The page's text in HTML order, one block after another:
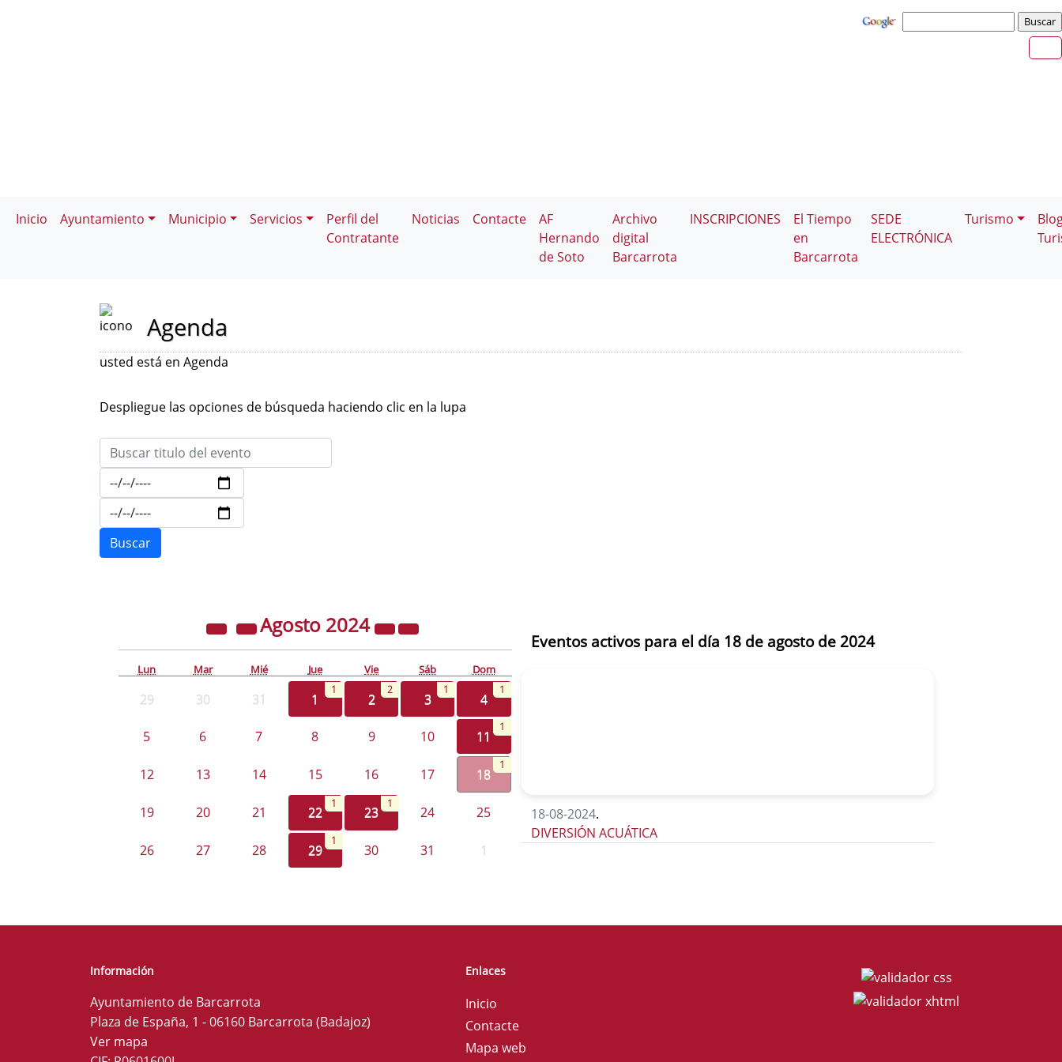
Inicio Ayuntamiento Municipio Servicios
Perfil del
Contratante
Noticias Contacte
AF
Hernando
de Soto
Archivo
digital
Barcarrota
INSCRIPCIONES
El Tiempo
en
Barcarrota
SEDE
ELECTRÓNICA
Turismo
Agenda
usted está en Agenda
Despliegue las opciones de búsqueda haciendo clic en la lupa
Agosto 2024
Lun Mar Mié Jue Vie Sáb Dom
29 30 31 1
1
2
2
3
1
4
1
5 6 7 8 9 10 11
1
12 13 14 15 16 17 18
1
19 20 21 22
1
23
1
24 25
26 27 28 29
1
30 31 1
Eventos activos para el día 18 de agosto de 2024
18-08-2024.
DIVERSIÓN ACUÁTICA
Información
Ayuntamiento de Barcarrota
Plaza de España, 1 - 06160 Barcarrota (Badajoz)
Ver mapa
Enlaces
Inicio
Contacte
Mapa web